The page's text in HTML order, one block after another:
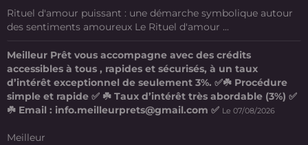
Rituel d'amour puissant : une démarche symbolique autour
des sentiments amoureux Le Rituel d'amour ...
Meilleur Prêt vous accompagne avec des crédits
accessibles à tous , rapides et sécurisés, à un taux
d’intérêt exceptionnel de seulement 3%. ✅☘️ Procédure
simple et rapide ✅ ☘️ Taux d’intérêt très abordable (3%) ✅
☘️ Email : info.meilleurprets@gmail.com ✅ Le 07/08/2026
Meilleur